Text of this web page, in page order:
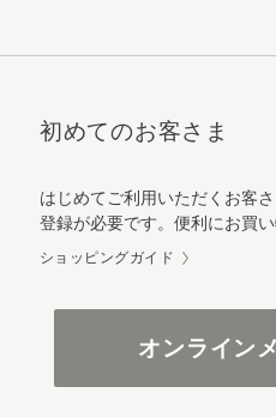
初めてのお客さま
はじめてご利用いただくお客
登録が必要です。便利にお買
ショッピングガイド
オンライン